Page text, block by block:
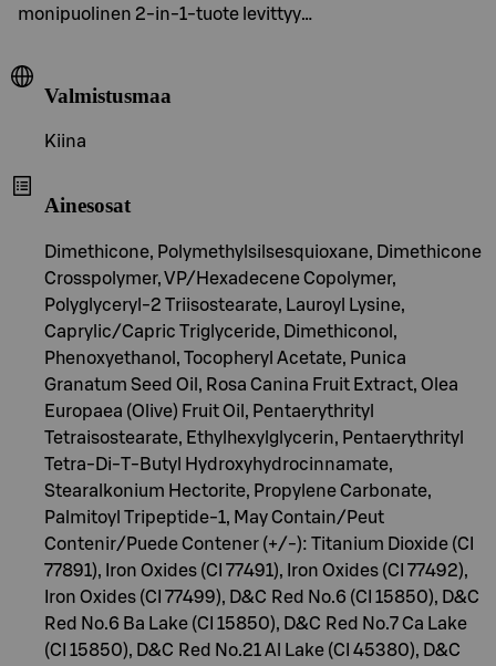
monipuolinen 2-in-1-tuote levittyy…
Valmistusmaa
Kiina
Ainesosat
Dimethicone, Polymethylsilsesquioxane, Dimethicone
Crosspolymer, VP/Hexadecene Copolymer,
Polyglyceryl-2 Triisostearate, Lauroyl Lysine,
Caprylic/Capric Triglyceride, Dimethiconol,
Phenoxyethanol, Tocopheryl Acetate, Punica
Granatum Seed Oil, Rosa Canina Fruit Extract, Olea
Europaea (Olive) Fruit Oil, Pentaerythrityl
Tetraisostearate, Ethylhexylglycerin, Pentaerythrityl
Tetra-Di-T-Butyl Hydroxyhydrocinnamate,
Stearalkonium Hectorite, Propylene Carbonate,
Palmitoyl Tripeptide-1, May Contain/Peut
Contenir/Puede Contener (+/-): Titanium Dioxide (CI
77891), Iron Oxides (CI 77491), Iron Oxides (CI 77492),
Iron Oxides (CI 77499), D&C Red No.6 (CI 15850), D&C
Red No.6 Ba Lake (CI 15850), D&C Red No.7 Ca Lake
(CI 15850), D&C Red No.21 Al Lake (CI 45380), D&C